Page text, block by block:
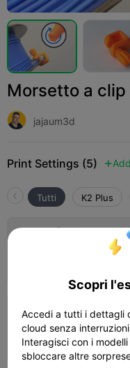
Morsetto a
jajaum3d
Print Settings (5)  Add
Tutti K2 Plus
Strato
600%
pareti,

Scopri
Accedi a tutti i dettagli
cloud senza
Interagisci con i
sbloccare altre